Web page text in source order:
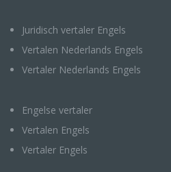
Juridisch vertaler Engels
Vertalen Nederlands Engels
Vertaler Nederlands Engels
Engelse vertaler
Vertalen Engels
Vertaler Engels